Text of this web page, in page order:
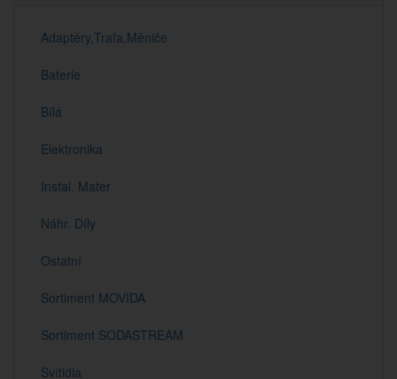
Adaptéry,Trafa,Měniče
Baterie
Bílá
Elektronika
Instal. Mater
Náhr. Díly
Ostatní
Sortiment MOVIDA
Sortiment SODASTREAM
Svítidla